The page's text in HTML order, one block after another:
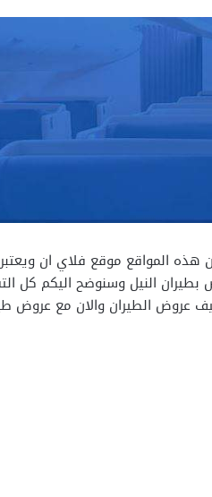
المواقع موقع فلاي ان
النيل وسنوضح اليكم كل
عروض الطيران والان مع عروض